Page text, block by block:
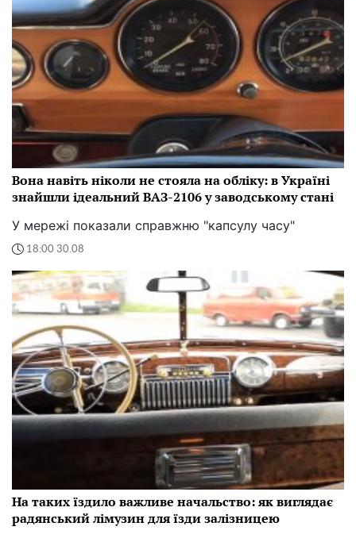
Вона навіть ніколи не стояла на обліку: в Україні
знайшли ідеальний ВАЗ-2106 у заводському стані
У мережі показали справжню "капсулу часу"
18:00 30.08
На таких їздило важливе начальство: як виглядає
радянський лімузин для їзди залізницею